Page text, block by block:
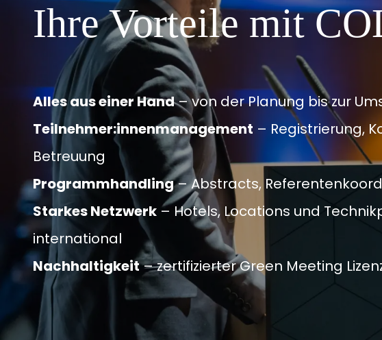
Ihre Vorteile mit
Alles aus einer Hand– von der Planung bis zur
Teilnehmer:innenmanagement – Registrierung,
Betreuung
Programmhandling– Abstracts,
Starkes Netzwerk – Hotels, Locations und
international
Nachhaltigkeit– zertifizierter Green Meeting